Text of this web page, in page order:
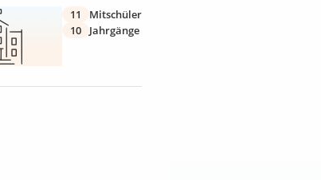
11
Mitschüler
10
Jahrgänge